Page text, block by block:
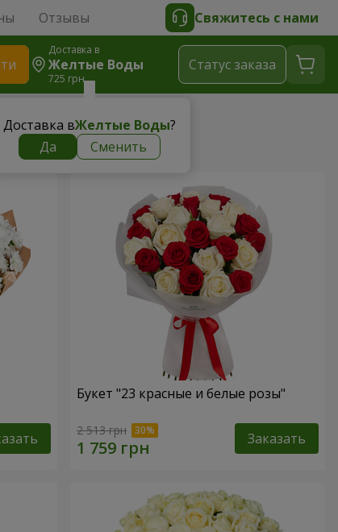
Отзывы Свяжитесь с нами
Доставка в
Желтые Воды
725 грн
Доставка вЖелтые Воды?
Да
Сменить
Cтатус заказа
Букет "23 красные и белые розы"
2 513 грн Заказать